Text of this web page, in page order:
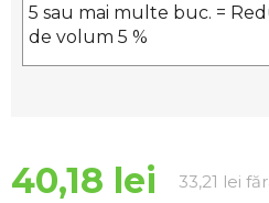
5 sau mai multe buc. =
de volum 5 %
40,18 lei 33,21 lei